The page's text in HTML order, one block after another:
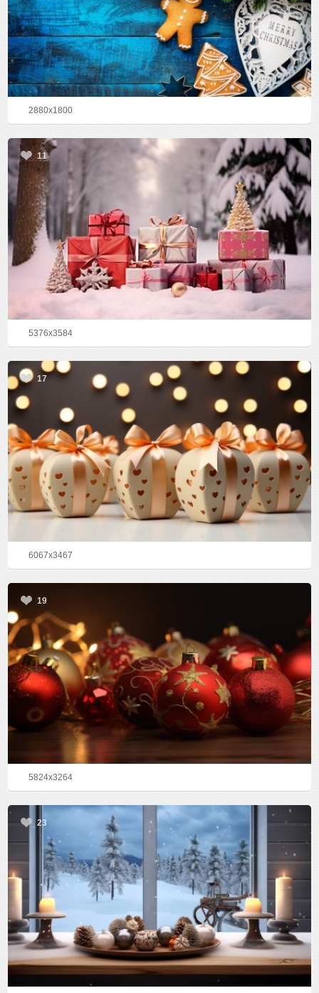
2880x1800
11
5376x3584
17
6067x3467
19
5824x3264
23